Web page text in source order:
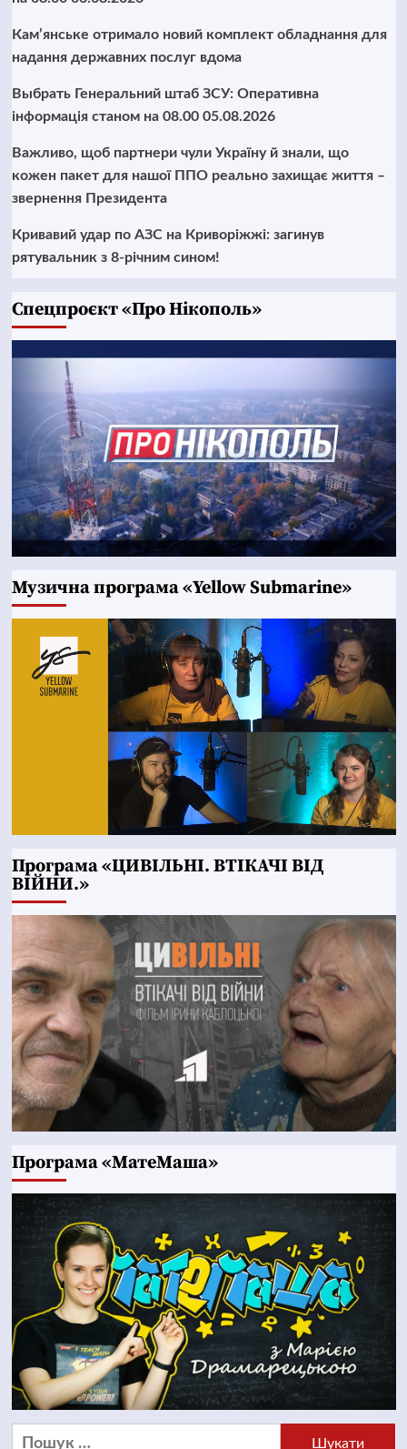
Кам’янське отримало новий комплект обладнання для
надання державних послуг вдома
Выбрать Генеральний штаб ЗСУ: Оперативна
інформація станом на 08.00 05.08.2026
Важливо, щоб партнери чули Україну й знали, що
кожен пакет для нашої ППО реально захищає життя –
звернення Президента
Кривавий удар по АЗС на Криворіжжі: загинув
рятувальник з 8-річним сином!
Cпецпроєкт «Про Нікополь»
Музична програма «Yellow Submarine»
Програма «ЦИВІЛЬНІ. ВТІКАЧІ ВІД
ВІЙНИ.»
Програма «МатеМаша»
Пошук: